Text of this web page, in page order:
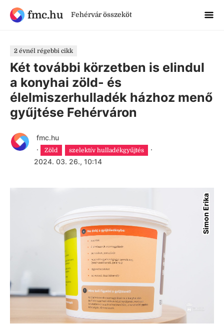
fmc.hu Fehérvár összeköt
2 évnél régebbi cikk
Két további körzetben is elindul
a konyhai zöld- és
élelmiszerhulladék házhoz menő
gyűjtése Fehérváron
fmc.hu
·
Zöld szelektív hulladékgyűjtés
·
2024. 03. 26., 10:14
Simon Erika